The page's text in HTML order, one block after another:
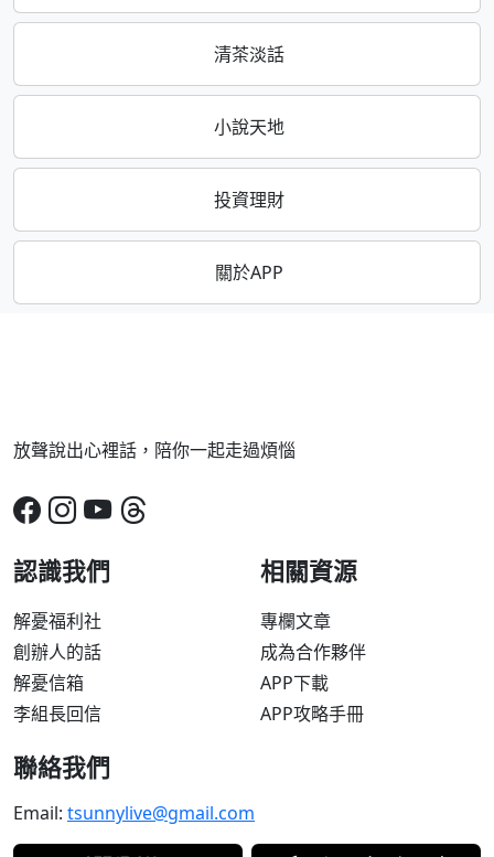
清茶淡話
小說天地
投資理財
關於APP
放聲說出心裡話，陪你一起走過煩惱
認識我們
解憂福利社
創辦人的話
解憂信箱
李組長回信
相關資源
專欄文章
成為合作夥伴
APP下載
APP攻略手冊
聯絡我們
Email: tsunnylive@gmail.com